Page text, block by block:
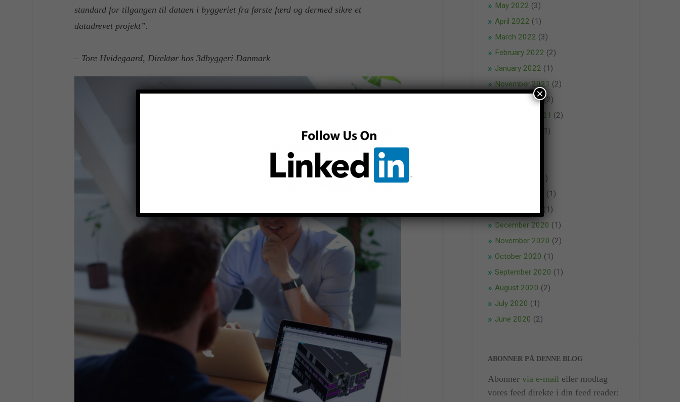
standard for tilgangen til dataen i byggeriet fra første færd og dermed sikre et
datadrevet projekt”.
– Tore Hvidegaard, Direktør hos 3dbyggeri Danmark
May 2022 (3)
April 2022 (1)
March 2022 (3)
February 2022 (2)
January 2022 (1)
November 2021 (2)
October 2021(2)
September 2021 (2)
(1)
(1)
(1)
(1)
December 2020 (1)
November 2020 (2)
October 2020 (1)
September 2020 (1)
August 2020 (2)
July 2020 (1)
June 2020 (2)
ABONNER PÅ DENNE BLOG
Abonner via e-mail eller modtag
vores feed direkte i din feed reader:
×